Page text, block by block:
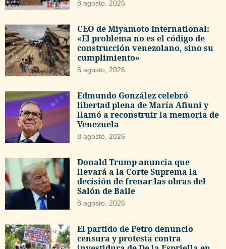
8 agosto, 2026
CEO de Miyamoto International:
«El problema no es el código de
construcción venezolano, sino su
cumplimiento»
8 agosto, 2026
Edmundo González celebró
libertad plena de María Afiuni y
llamó a reconstruir la memoria de
Venezuela
8 agosto, 2026
Donald Trump anuncia que
llevará a la Corte Suprema la
decisión de frenar las obras del
Salón de Baile
8 agosto, 2026
El partido de Petro denuncio
censura y protesta contra